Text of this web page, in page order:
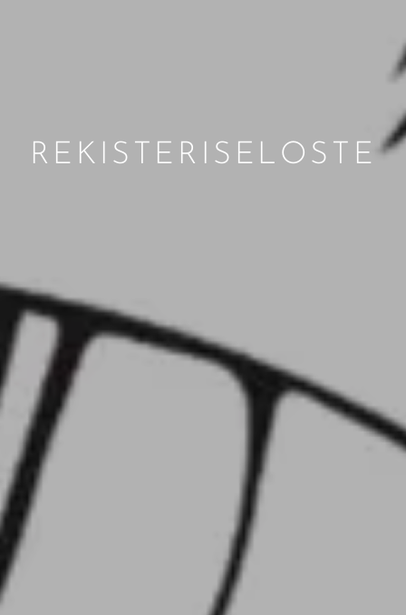
REKISTERISELOSTE